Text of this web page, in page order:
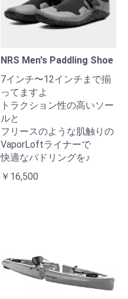
NRS Men's Paddling Shoe
7インチ〜12インチまで揃
ってますよ
トラクション性の高いソー
ルと
フリースのような肌触りの
VaporLoftライナーで
快適なパドリングを♪
￥16,500